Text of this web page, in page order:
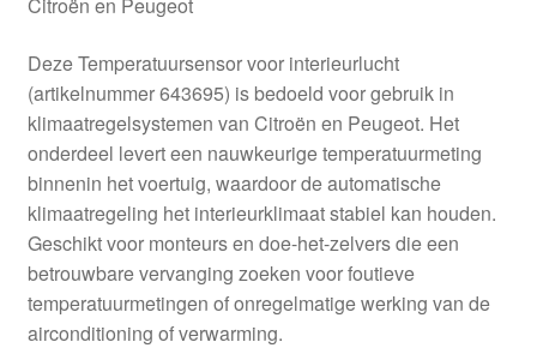
Deze Temperatuursensor voor interieurlucht
(artikelnummer 643695) is bedoeld voor gebruik in
klimaatregelsystemen van Citroën en Peugeot. Het
onderdeel levert een nauwkeurige temperatuurmeting
binnenin het voertuig, waardoor de automatische
klimaatregeling het interieurklimaat stabiel kan houden.
Geschikt voor monteurs en doe-het-zelvers die een
betrouwbare vervanging zoeken voor foutieve
temperatuurmetingen of onregelmatige werking van de
airconditioning of verwarming.